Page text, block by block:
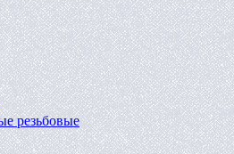
резьбовые